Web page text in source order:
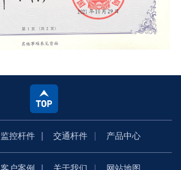
监控杆件 交通杆件 产品中心